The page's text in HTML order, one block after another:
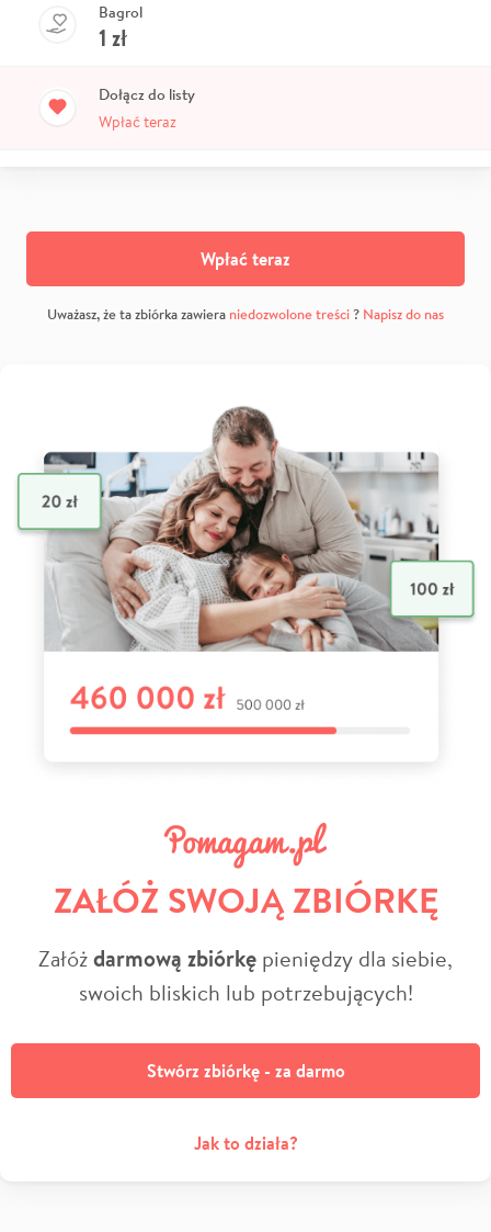
Bagrol
1 zł
Dołącz do listy
Wpłać teraz
Wpłać teraz
Uważasz, że ta zbiórka zawiera niedozwolone treści? Napisz do nas
ZAŁÓŻ SWOJĄ ZBIÓRKĘ
Załóżdarmową zbiórkę pieniędzy dla siebie,
swoich bliskich lub potrzebujących!
Stwórz zbiórkę - za darmo
Jak to działa?